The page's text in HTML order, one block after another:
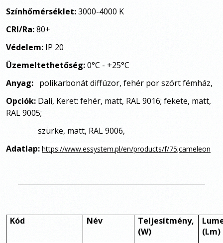
Színhőmérséklet:3000-4000 K
CRI/Ra:80+
Védelem: IP 20
Üzemeltethetőség:0°C - +25°C
Anyag: polikarbonát diffúzor, fehér por szórt fémház,
Opciók: Dali, Keret: fehér, matt, RAL 9016; fekete, matt,
RAL 9005;
szürke, matt, RAL 9006,
Adatlap: https://www.essystem.pl/en/products/f/75;cameleon
Kód Név
Teljesítmény,
(W)
(Lm)